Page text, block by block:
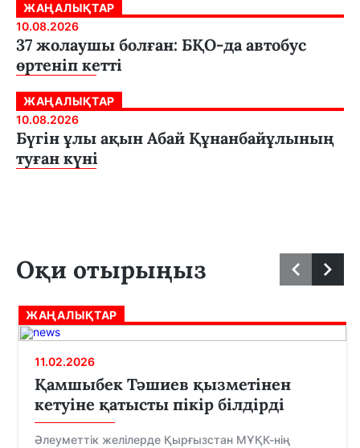
ЖАҢАЛЫҚТАР
10.08.2026
37 жолаушы болған: БҚО-да автобус
өртеніп кетті
ЖАҢАЛЫҚТАР
10.08.2026
Бүгін ұлы ақын Абай Құнанбайұлының
туған күні
Оқи отырыңыз
ЖАҢАЛЫҚТАР
11.02.2026
Қамшыбек Тәшиев қызметінен
кетуіне қатысты пікір білдірді
Әлеуметтік желілерде Қырғызстан МҰҚК-нің